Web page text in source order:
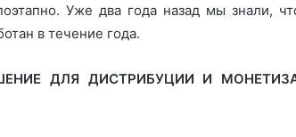
Уже два года назад мы знали,
в течение года.
ДЛЯ ДИСТРИБУЦИИ И